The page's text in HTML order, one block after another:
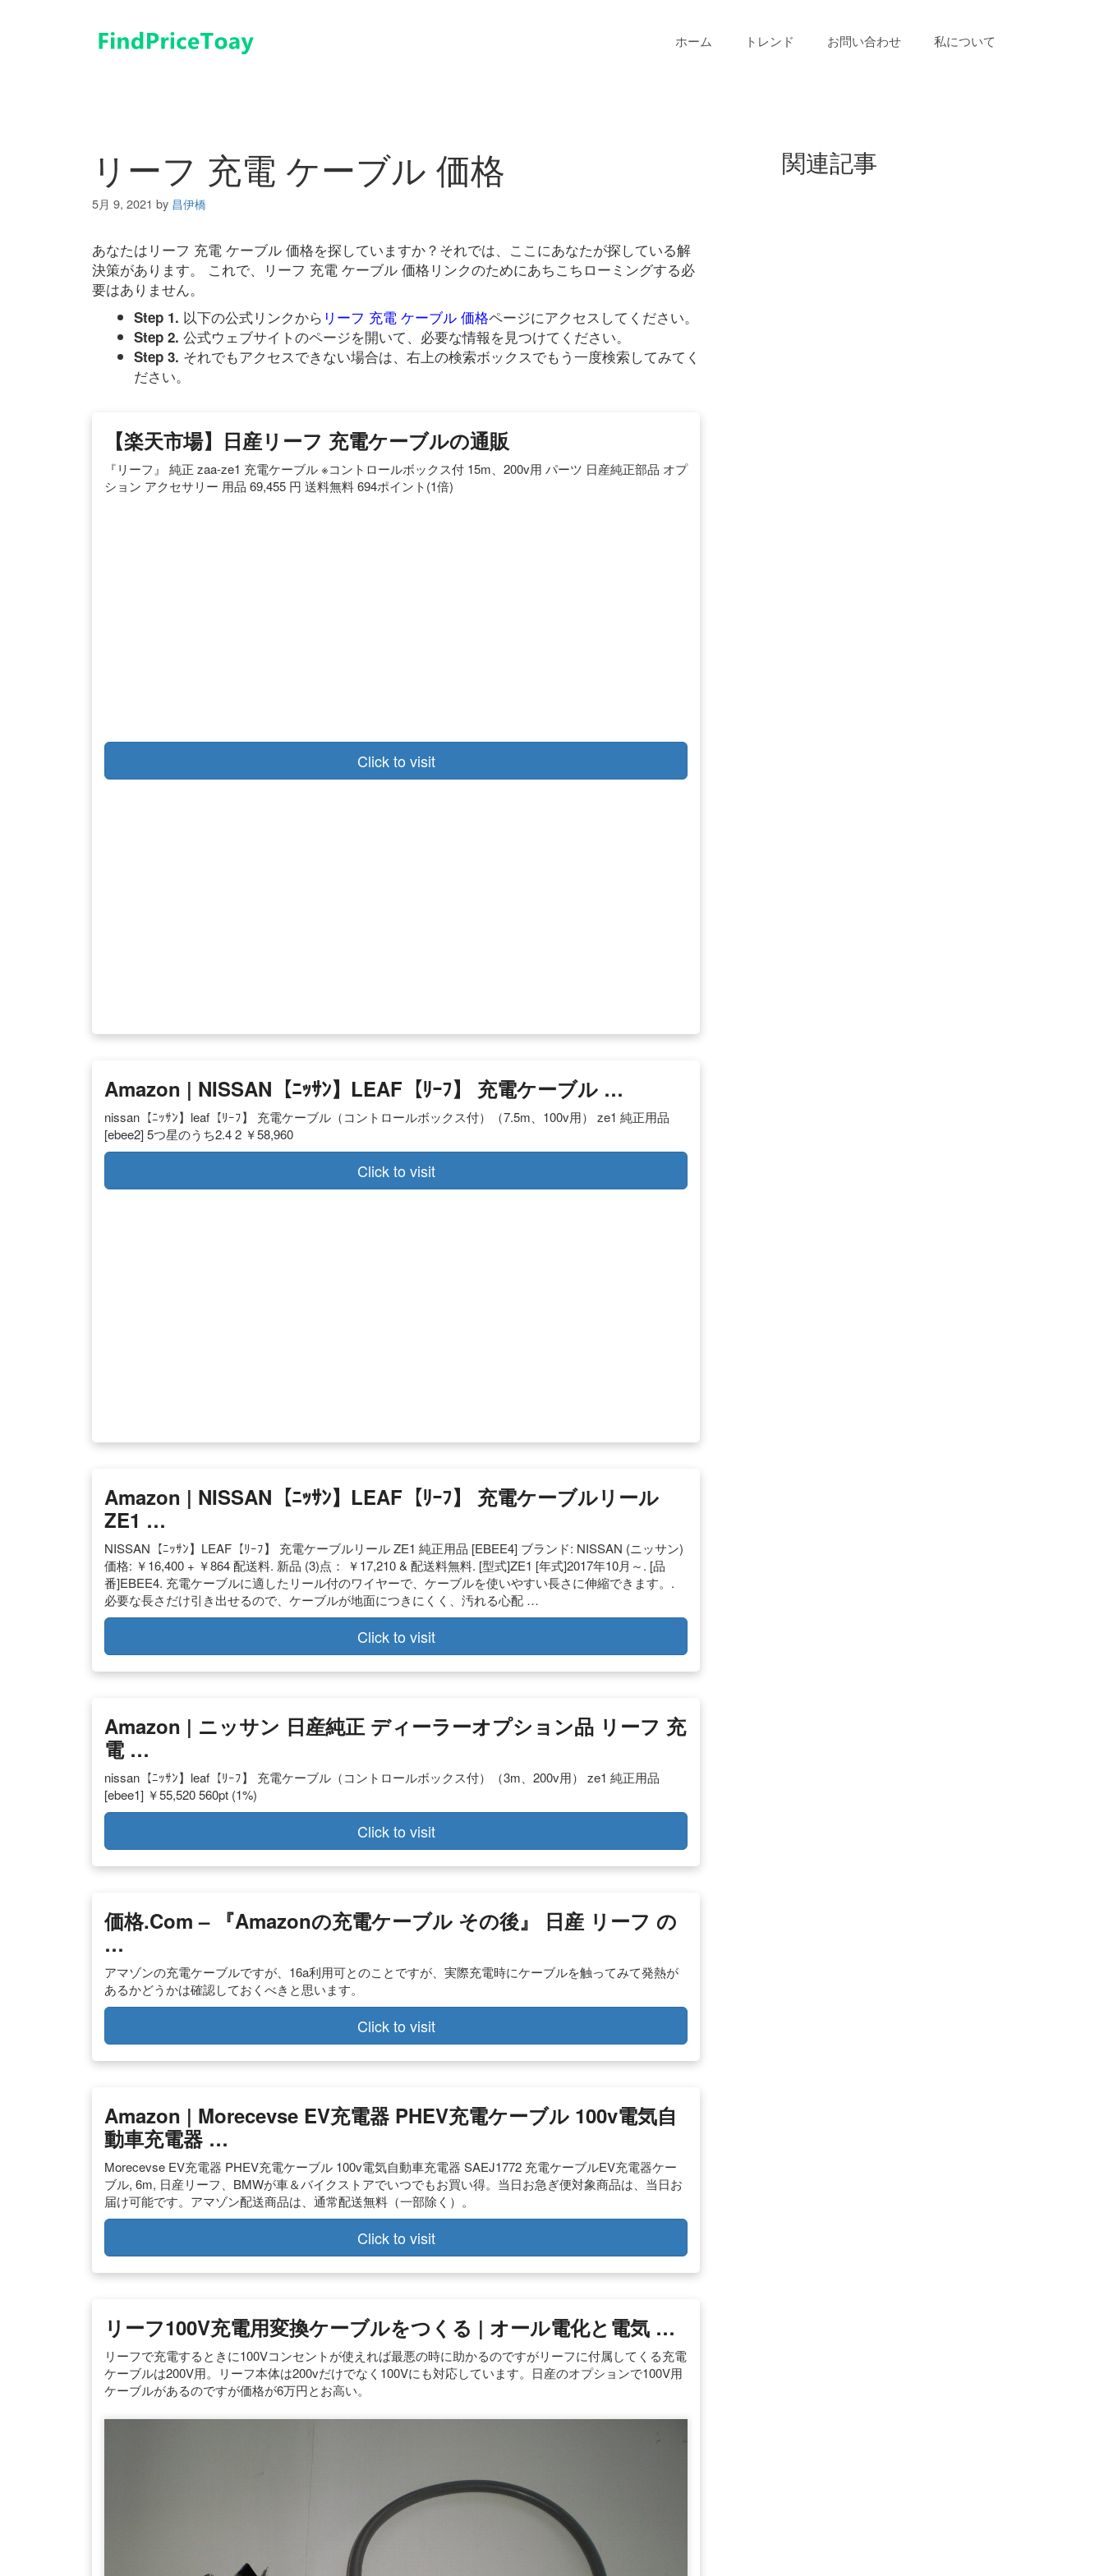
ホーム トレンド お問い合わせ 私について
リーフ 充電 ケーブル 価格
5月 9, 2021 by 昌伊橋
あなたはリーフ 充電 ケーブル 価格を探していますか？それでは、ここにあなたが探している解
決策があります。 これで、リーフ 充電 ケーブル 価格リンクのためにあちこちローミングする必
要はありません。
Step 1. 以下の公式リンクから リーフ 充電 ケーブル 価格ページにアクセスしてください。
Step 2. 公式ウェブサイトのページを開いて、必要な情報を見つけてください。
Step 3. それでもアクセスできない場合は、右上の検索ボックスでもう一度検索してみてく
ださい。
【楽天市場】日産リーフ 充電ケーブルの通販
『リーフ』 純正 zaa-ze1 充電ケーブル ※コントロールボックス付 15m、200v用 パーツ 日産純正部品 オプ
ション アクセサリー 用品 69,455 円 送料無料 694ポイント(1倍)
Click to visit
Amazon | NISSAN【ﾆｯｻﾝ】LEAF【ﾘｰﾌ】 充電ケーブル …
nissan【ﾆｯｻﾝ】leaf【ﾘｰﾌ】 充電ケーブル（コントロールボックス付）（7.5m、100v用） ze1 純正用品
[ebee2] 5つ星のうち2.4 2 ￥58,960
Click to visit
Amazon | NISSAN【ﾆｯｻﾝ】LEAF【ﾘｰﾌ】 充電ケーブルリール
ZE1 …
NISSAN【ﾆｯｻﾝ】LEAF【ﾘｰﾌ】 充電ケーブルリール ZE1 純正用品 [EBEE4] ブランド: NISSAN (ニッサン)
価格: ￥16,400 + ￥864 配送料. 新品 (3)点： ￥17,210 & 配送料無料. [型式]ZE1 [年式]2017年10月～. [品
番]EBEE4. 充電ケーブルに適したリール付のワイヤーで、ケーブルを使いやすい長さに伸縮できます。.
必要な長さだけ引き出せるので、ケーブルが地面につきにくく、汚れる心配 …
Click to visit
Amazon | ニッサン 日産純正 ディーラーオプション品 リーフ 充
電 …
nissan【ﾆｯｻﾝ】leaf【ﾘｰﾌ】 充電ケーブル（コントロールボックス付）（3m、200v用） ze1 純正用品
[ebee1] ￥55,520 560pt (1%)
Click to visit
価格.com – 『Amazonの充電ケーブル その後』 日産 リーフ の
…
アマゾンの充電ケーブルですが、16a利用可とのことですが、実際充電時にケーブルを触ってみて発熱が
あるかどうかは確認しておくべきと思います。
Click to visit
Amazon | Morecevse EV充電器 PHEV充電ケーブル 100v電気自
動車充電器 …
Morecevse EV充電器 PHEV充電ケーブル 100v電気自動車充電器 SAEJ1772 充電ケーブルEV充電器ケー
ブル, 6m, 日産リーフ、BMWが車＆バイクストアでいつでもお買い得。当日お急ぎ便対象商品は、当日お
届け可能です。アマゾン配送商品は、通常配送無料（一部除く）。
Click to visit
リーフ100V充電用変換ケーブルをつくる | オール電化と電気 …
リーフで充電するときに100Vコンセントが使えれば最悪の時に助かるのですがリーフに付属してくる充電
ケーブルは200V用。リーフ本体は200vだけでなく100Vにも対応しています。日産のオプションで100V用
ケーブルがあるのですが価格が6万円とお高い。
関連記事